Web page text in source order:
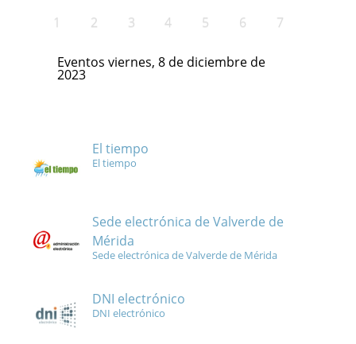
1
2 3 4 5 6 7
Eventos viernes, 8 de diciembre de
2023
El tiempo
El tiempo
Sede electrónica de Valverde de
Mérida
Sede electrónica de Valverde de Mérida
DNI electrónico
DNI electrónico